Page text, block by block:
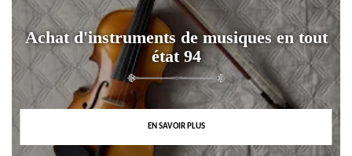
Achat d'instruments de musiques en tout
état 94
EN SAVOIR PLUS